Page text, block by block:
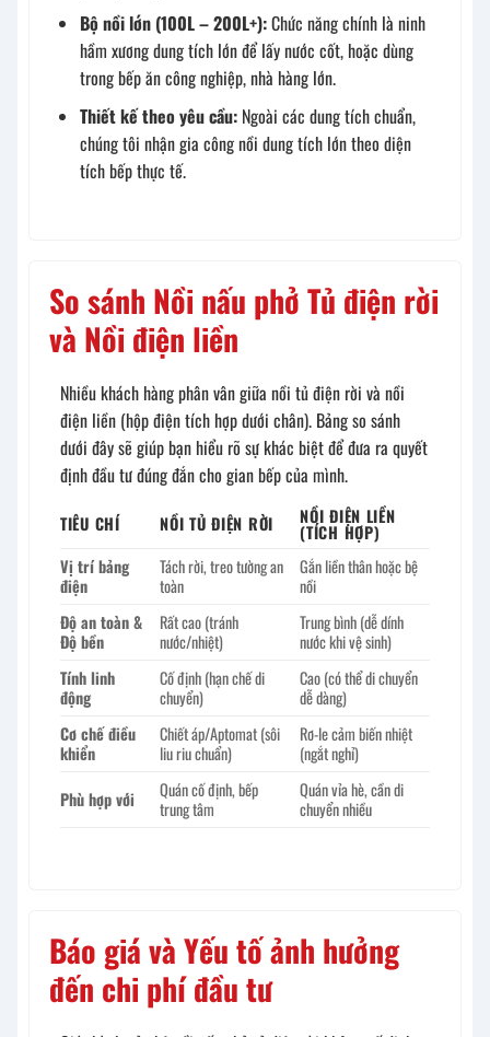
Bộ nồi lớn (100L – 200L+):Chức năng chính là ninh
hầm xương dung tích lớn để lấy nước cốt, hoặc dùng
trong bếp ăn công nghiệp, nhà hàng lớn.
Thiết kế theo yêu cầu: Ngoài các dung tích chuẩn,
chúng tôi nhận gia công nồi dung tích lớn theo diện
tích bếp thực tế.
So sánh Nồi nấu phở Tủ điện rời
và Nồi điện liền
Nhiều khách hàng phân vân giữa nồi tủ điện rời và nồi
điện liền (hộp điện tích hợp dưới chân). Bảng so sánh
dưới đây sẽ giúp bạn hiểu rõ sự khác biệt để đưa ra quyết
định đầu tư đúng đắn cho gian bếp của mình.
TIÊU CHÍ NỒI TỦ ĐIỆN RỜI NỒI ĐIỆN LIỀN
(TÍCH HỢP)
Vị trí bảng
điện
Tách rời, treo tường an
toàn
Gắn liền thân hoặc bệ
nồi
Độ an toàn &
Độ bền
Rất cao (tránh
nước/nhiệt)
Trung bình (dễ dính
nước khi vệ sinh)
Tính linh
động
Cố định (hạn chế di
chuyển)
Cao (có thể di chuyển
dễ dàng)
Cơ chế điều
khiển
Chiết áp/Aptomat (sôi
liu riu chuẩn)
Rơ-le cảm biến nhiệt
(ngắt nghỉ)
Phù hợp với
Quán cố định, bếp
trung tâm
Quán vỉa hè, cần di
chuyển nhiều
Báo giá và Yếu tố ảnh hưởng
đến chi phí đầu tư